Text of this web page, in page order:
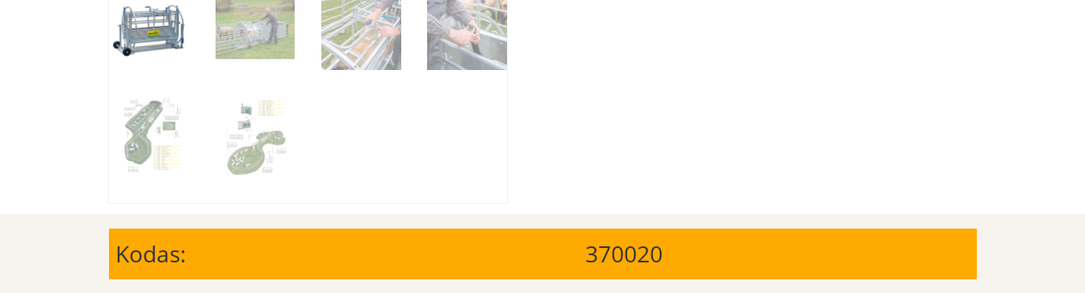
Kodas:
370020